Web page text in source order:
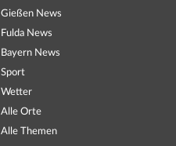
Gießen News
Fulda News
Bayern News
Sport
Wetter
Alle Orte
Alle Themen